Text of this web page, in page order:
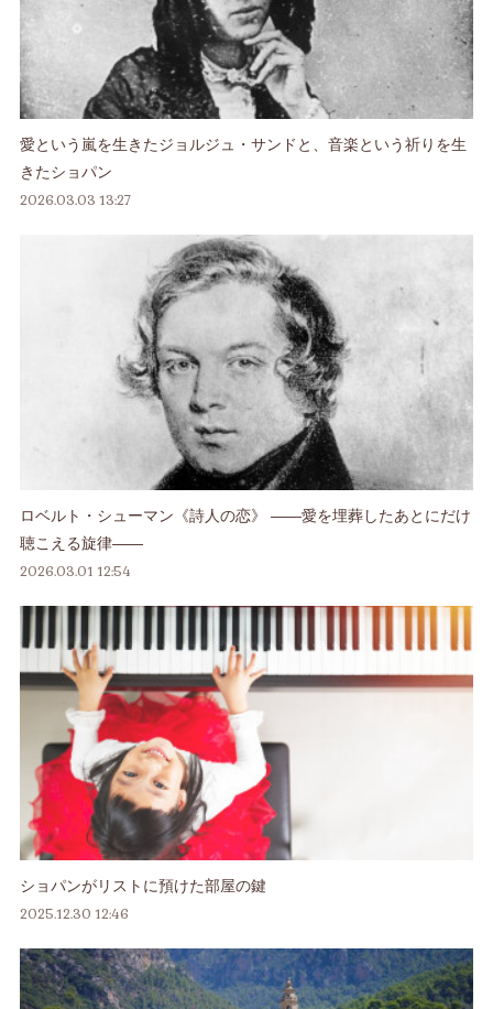
愛という嵐を生きたジョルジュ・サンドと、音楽という祈りを生
きたショパン
2026.03.03 13:27
ロベルト・シューマン《詩人の恋》 ――愛を埋葬したあとにだけ
聴こえる旋律――
2026.03.01 12:54
ショパンがリストに預けた部屋の鍵
2025.12.30 12:46